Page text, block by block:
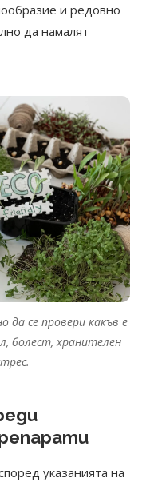
и редовно
да намалят
да се провери какъв е
болест, хранителен
указанията на